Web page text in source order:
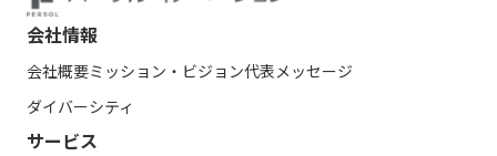
会社情報
会社概要ミッション・ビジョン代表メッセージ
ダイバーシティ
サービス